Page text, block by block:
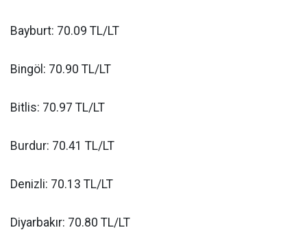
Bayburt: 70.09 TL/LT
Bingöl: 70.90 TL/LT
Bitlis: 70.97 TL/LT
Burdur: 70.41 TL/LT
Denizli: 70.13 TL/LT
Diyarbakır: 70.80 TL/LT